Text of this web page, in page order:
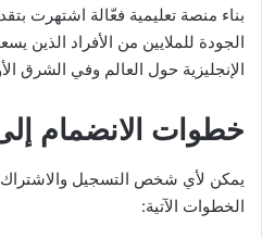
بناء منصة تعليمية فعّالة اشتهرت
الجودة للملايين من الأفراد الذين
الإنجليزية حول العالم وفي
خطوات الانضمام
يمكن لأي شخص التسجيل والاشتراك
الخطوات الآتية: